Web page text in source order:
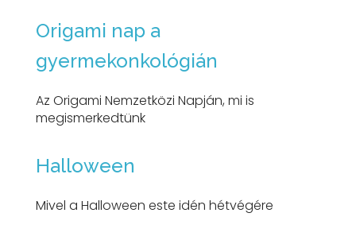
Origami nap a
gyermekonkológián
Az Origami Nemzetközi Napján, mi is
megismerkedtünk
Halloween
Mivel a Halloween este idén hétvégére